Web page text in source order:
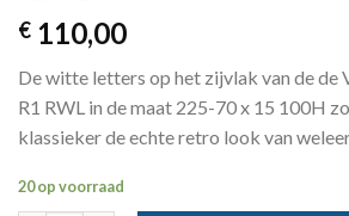
€ 110,00
De witte letters op het zijvlak van de de
R1 RWL in de maat 225-70 x 15 100H
klassieker de echte retro look van
20 op voorraad